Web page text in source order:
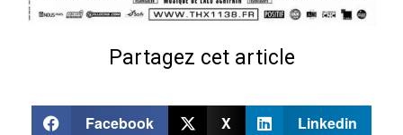
Partagez cet article
Facebook X
Linkedin